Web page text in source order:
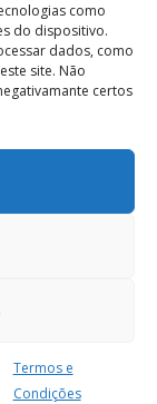
como
do dispositivo.
dados, como
site. Não
certos
Termos e
Condições